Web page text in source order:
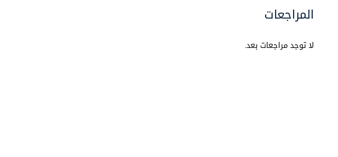
المراجعات
لا توجد مراجعات بعد.